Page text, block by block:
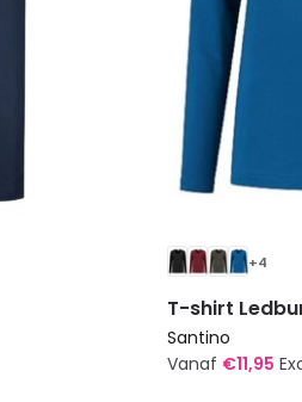
+4
T-shirt
Santino
Vanaf €11,95